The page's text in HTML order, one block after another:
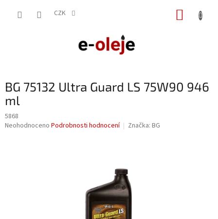
CZK
BG 75132 Ultra Guard LS 75W90 946
ml
5868
Průměrné
Neohodnoceno Podrobnosti hodnocení Značka: BG